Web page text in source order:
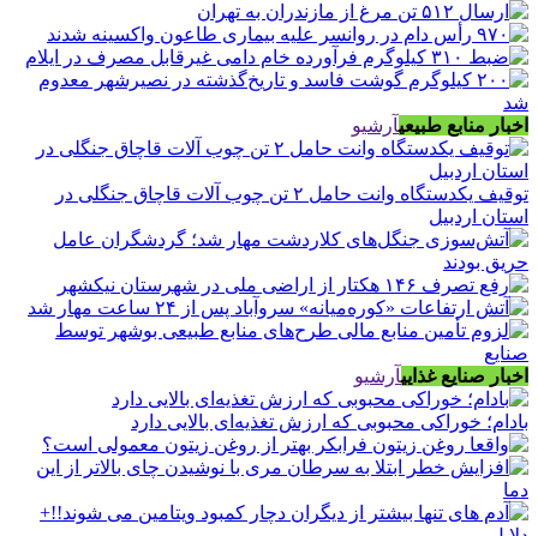
اخبار منابع طبیعیآرشیو
توقیف یکدستگاه وانت حامل ۲ تن چوب آلات قاچاق جنگلی در
استان اردبیل
اخبار صنایع غذاییآرشیو
بادام؛ خوراکی محبوبی که ارزش تغذیه‌ای بالایی دارد